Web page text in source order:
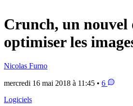
Crunch, un
optimiser les
Nicolas Furno
mercredi 16 mai 2018 à 11:45 • 6
Logiciels